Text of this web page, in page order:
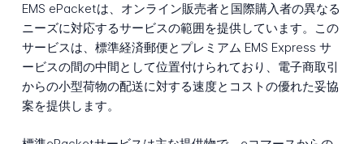
EMS ePacketは、オンライン販売者と国際購入者の異なる
ニーズに対応するサービスの範囲を提供しています。この
サービスは、標準経済郵便とプレミアム EMS Express サ
ービスの間の中間として位置付けられており、電子商取引
からの小型荷物の配送に対する速度とコストの優れた妥協
案を提供します。